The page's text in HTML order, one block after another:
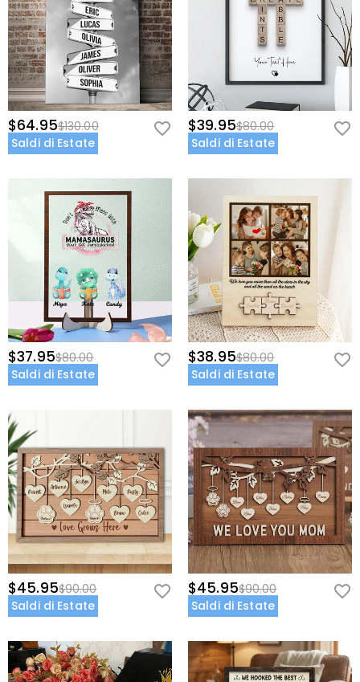
$64.95$130.00
Saldi di Estate
$39.95$80.00
Saldi di Estate
$37.95$80.00
Saldi di Estate
$38.95$80.00
Saldi di Estate
$45.95$90.00
Saldi di Estate
$45.95$90.00
Saldi di Estate